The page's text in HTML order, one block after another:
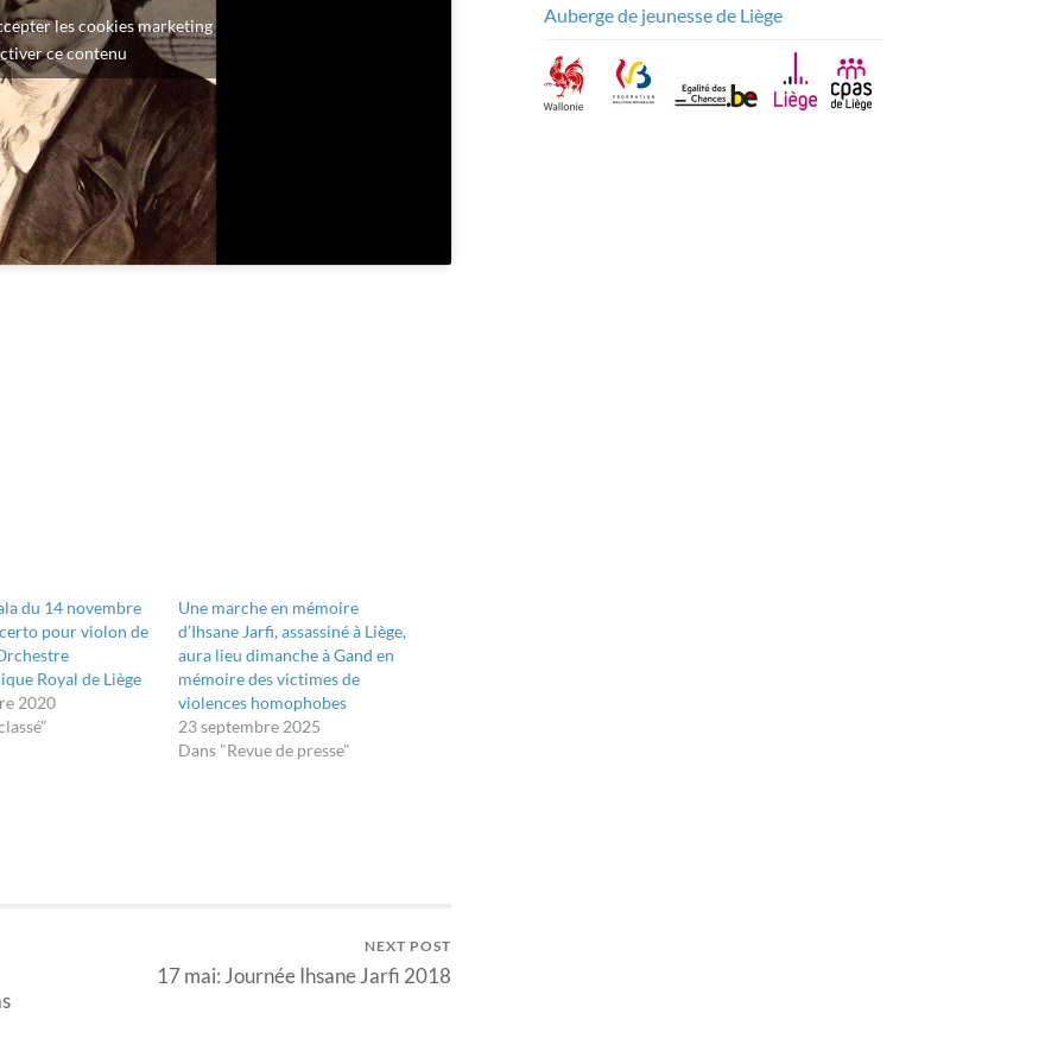
les cookies marketing
ce contenu
du 14 novembre
pour violon de
Royal de Liège
2020
Une marche en mémoire
d’Ihsane Jarfi, assassiné à Liège,
aura lieu dimanche à Gand en
mémoire des victimes de
violences homophobes
23 septembre 2025
Dans "Revue de presse"
NEXT POST
17 mai: Journée Ihsane Jarfi 2018
Auberge de jeunesse de Liège